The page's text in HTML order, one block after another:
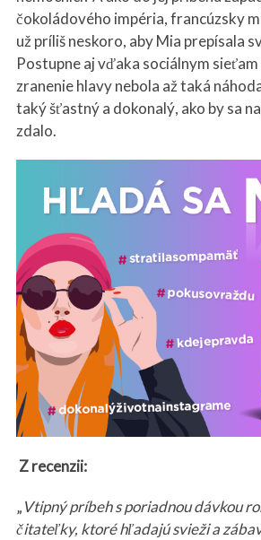
čokoládového impéria, francúzsky
už príliš neskoro, aby Mia prepísala
Postupne aj vďaka sociálnym
zranenie hlavy nebola až taká
taký šťastný a dokonalý, ako by sa
zdalo.
Z recenzii:
„Vtipný príbeh s poriadnou dávkou
čitateľky, ktoré hľadajú svieži a